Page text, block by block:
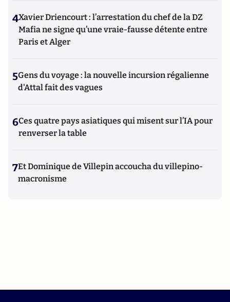
4Xavier Driencourt : l’arrestation du chef de la DZ
Mafia ne signe qu’une vraie-fausse détente entre
Paris et Alger
5Gens du voyage : la nouvelle incursion régalienne
d'Attal fait des vagues
6Ces quatre pays asiatiques qui misent sur l’IA pour
renverser la table
7Et Dominique de Villepin accoucha du villepino-
macronisme